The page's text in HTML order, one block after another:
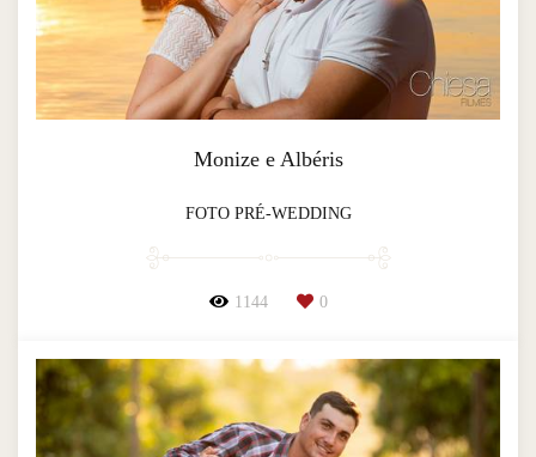
Monize e Albéris
FOTO PRÉ-WEDDING
1144 0